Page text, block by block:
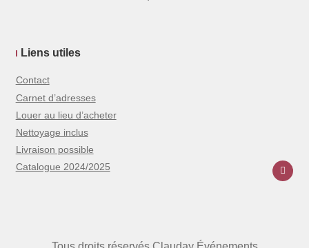
Liens utiles
Contact
Carnet d’adresses
Louer au lieu d’acheter
Nettoyage inclus
Livraison possible
Catalogue 2024/2025